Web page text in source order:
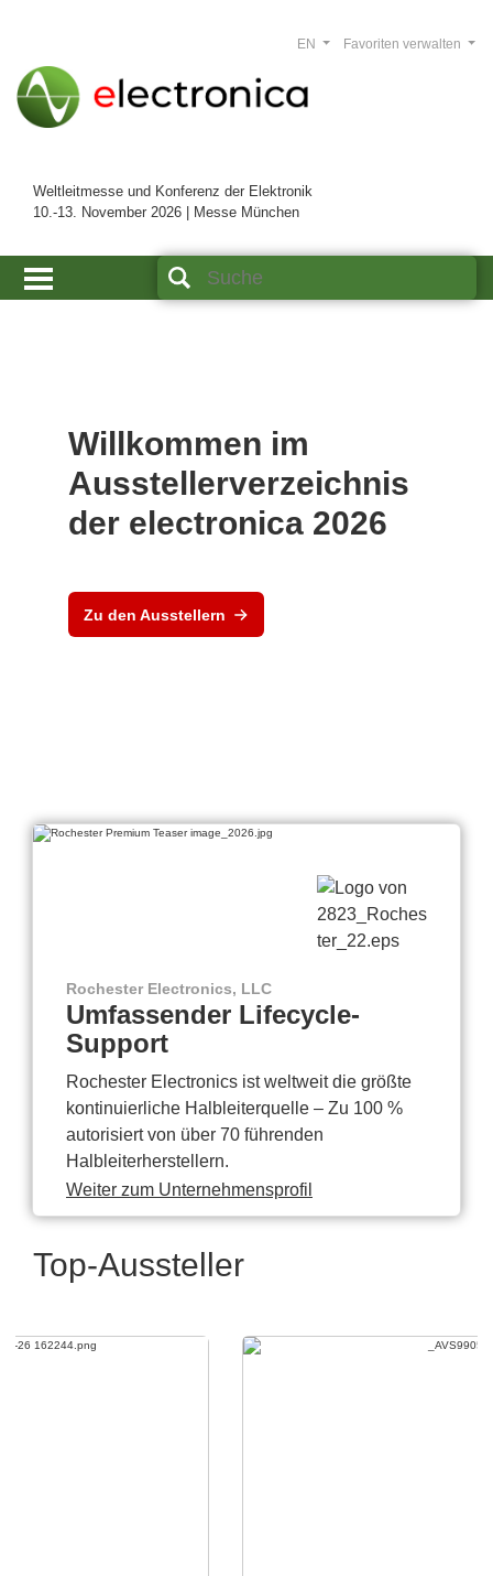
Weltleitmesse und Konferenz der Elektronik
10.-13. November 2026 | Messe München
Favoriten verwalten
EN
Willkommen im
Ausstellerverzeichnis
der electronica 2026
Zu den Ausstellern
Rochester Electronics, LLC
Umfassender Lifecycle-
Support
Rochester Electronics ist weltweit die größte
kontinuierliche Halbleiterquelle – Zu 100 %
autorisiert von über 70 führenden
Halbleiterherstellern.
Weiter zum Unternehmensprofil
Top-Aussteller